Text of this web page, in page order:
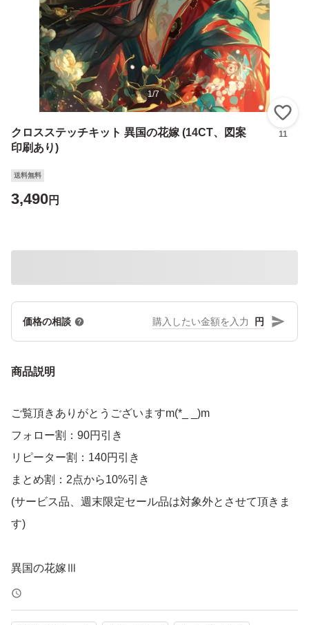
1/7
クロスステッチキット 異国の花嫁 (14CT、図案
印刷あり)
11
送料無料
3,490円
価格の相談 円
商品説明
ご覧頂きありがとうございますm(*_ _)m
フォロー割：90円引き
リピーター割：140円引き
まとめ割：2点から10%引き
(サービス品、週末限定セール品は対象外とさせて頂きま
す)
異国の花嫁Ⅲ
布サイズ：約50cm×60.5cm
(素人採寸の為多少の誤差はご了承ください)